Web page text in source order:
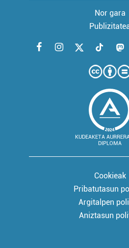
Nor gara
KUDEAKETA
DIPLOMA
Cookieak
Pribatutasun
Argitalpen
Aniztasun